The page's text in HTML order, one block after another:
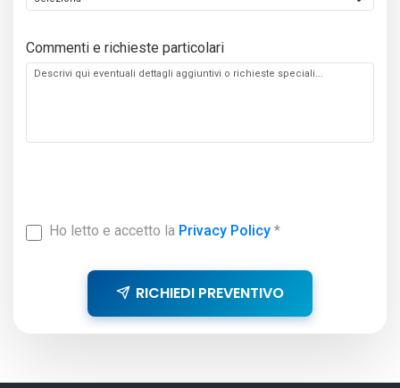
Commenti e richieste particolari
Ho letto e accetto la Privacy Policy*
RICHIEDI PREVENTIVO